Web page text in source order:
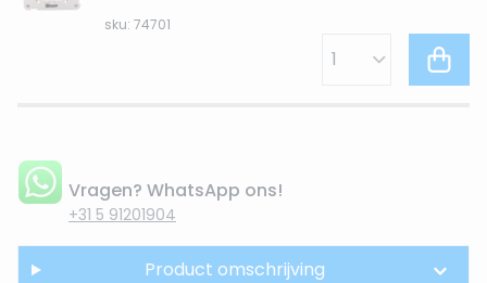
sku: 74701
Vragen? WhatsApp ons!
+31 5 91201904
Product omschrijving